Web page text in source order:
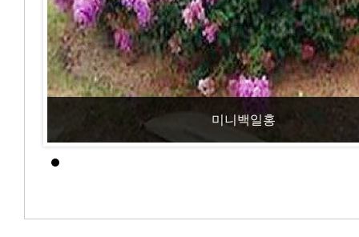
미니백일홍